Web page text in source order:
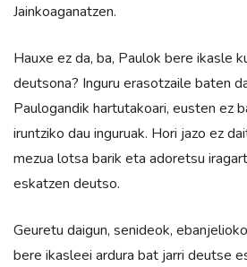
Jainkoaganatzen.
Hauxe ez da, ba, Paulok bere ikasle
deutsona? Inguru erasotzaile baten
Paulogandik hartutakoari, eusten ez
iruntziko dau inguruak. Hori jazo ez
mezua lotsa barik eta adoretsu
eskatzen deutso.
Geuretu daigun, senideok,
bere ikasleei ardura bat jarri deutse